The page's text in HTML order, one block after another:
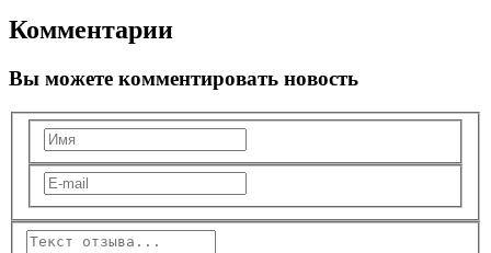
Комментарии
Вы можете комментировать новость